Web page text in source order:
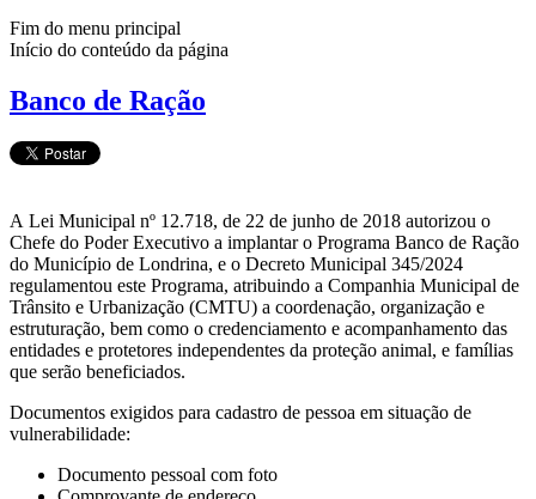
Fim do menu principal
Início do conteúdo da página
Banco de Ração
A Lei Municipal nº 12.718, de 22 de junho de 2018 autorizou o
Chefe do Poder Executivo a implantar o Programa Banco de Ração
do Município de Londrina, e o Decreto Municipal 345/2024
regulamentou este Programa, atribuindo a Companhia Municipal de
Trânsito e Urbanização (CMTU) a coordenação, organização e
estruturação, bem como o credenciamento e acompanhamento das
entidades e protetores independentes da proteção animal, e famílias
que serão beneficiados.
Documentos exigidos para cadastro de pessoa em situação de
vulnerabilidade:
Documento pessoal com foto